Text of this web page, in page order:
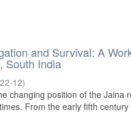
and Survival: A
South India
12)
changing position of the Jaina
From the early fifth